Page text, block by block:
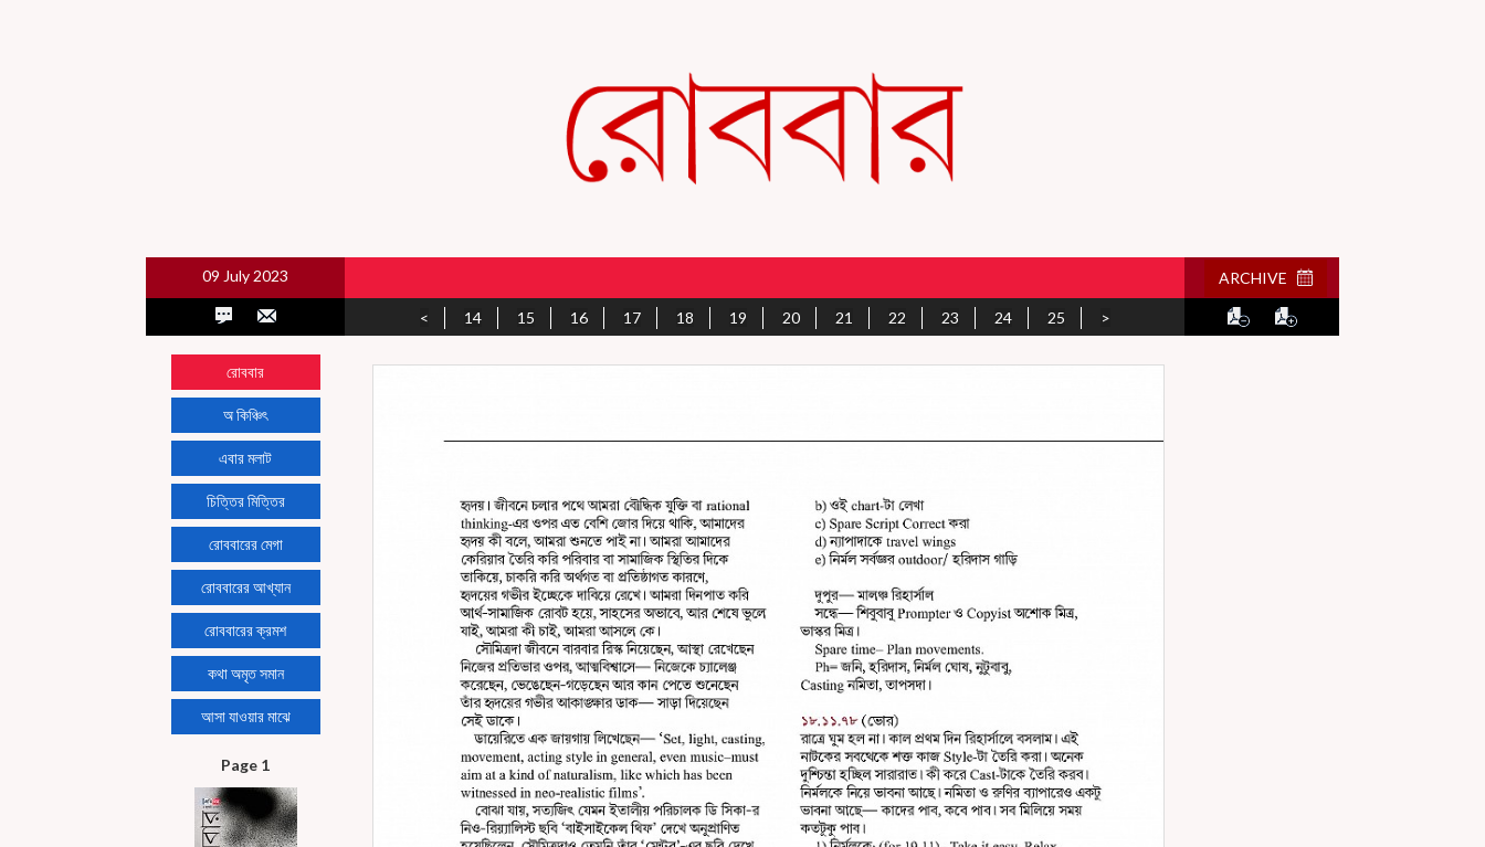
09 July 2023 ARCHIVE
< 14 15 16 17 18 19 20 21 22 23 24 25 >
রোববার
অ কিঞ্চিৎ
এবার মলাট
চিত্তির মিত্তির
রোববারের মেগা
রোববারের আখ্যান
রোববারের ক্রমশ
কথা অমৃত সমান
আসা যাওয়ার মাঝে
Page 1